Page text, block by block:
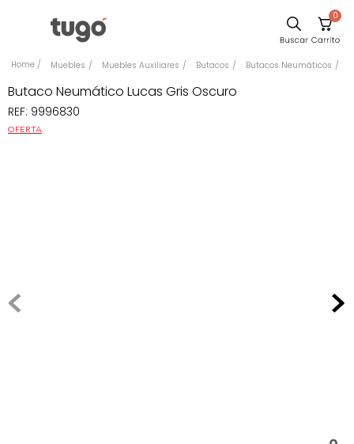
0
Muebles Muebles Auxiliares Butacos Butacos Neumáticos
Butaco Neumático Lucas Gris Oscuro
REF: 9996830
OFERTA
Comedor
Silla